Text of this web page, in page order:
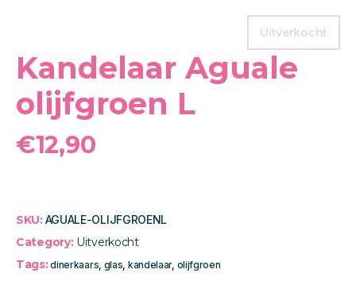
Uitverkocht
Kandelaar Aguale
olijfgroen L
€12,90
SKU:AGUALE-OLIJFGROENL
Category: Uitverkocht
Tags:dinerkaars, glas, kandelaar, olijfgroen